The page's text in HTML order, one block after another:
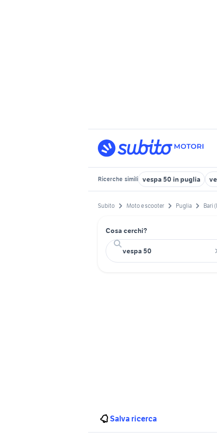
Ricerche simili vespa 50 in puglia
Subito Moto e scooter Puglia Bari
Cosa cerchi?
Salva ricerca